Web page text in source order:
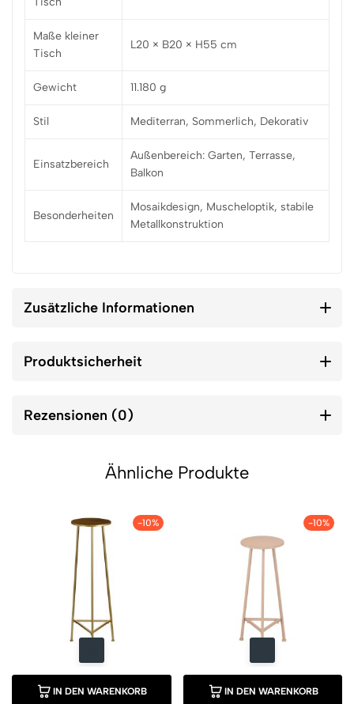
Maße kleiner
Tisch
L20 × B20 × H55 cm
Gewicht 11.180 g
Stil Mediterran, Sommerlich, Dekorativ
Einsatzbereich
Außenbereich: Garten, Terrasse,
Balkon
Besonderheiten
Mosaikdesign, Muscheloptik, stabile
Metallkonstruktion
Zusätzliche Informationen
Produktsicherheit
Rezensionen (0)
Ähnliche Produkte
-10%
IN DEN WARENKORB
-10%
IN DEN WARENKORB